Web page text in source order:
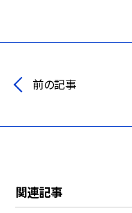
前の記事
関連記事